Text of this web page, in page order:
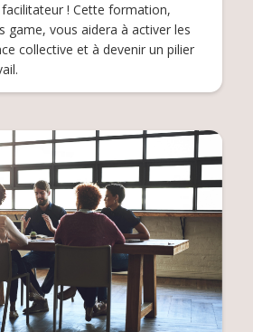
! Cette formation,
game, vous aidera à activer les
collective et à devenir un pilier